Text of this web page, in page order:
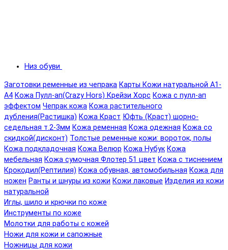
Низ обуви
Заготовки ременные из чепрака Карты Кожи натуральной А1-
А4 Кожа Пулл-ап(Crazy Hors) Крейзи Хорс Кожа с пулл-ап
эффектом Чепрак кожа Кожа растительного
дубления(Растишка) Кожа Краст Юфть (Краст) шорно-
седельная т.2-3мм Кожа ременная Кожа одежная Кожа со
скидкой(дисконт) Толстые ременные кожи: вороток, полы
Кожа подкладочная Кожа Велюр Кожа Нубук Кожа
мебельная Кожа сумочная Флотер 51 цвет Кожа с тиснением
Крокодил(Рептилия) Кожа обувная, автомобильная Кожа для
ножен Ранты и шнуры из кожи Кожи лаковые Изделия из кожи
натуральной
Иглы, шило и крючки по коже
Инструменты по коже
Молотки для работы с кожей
Ножи для кожи и сапожные
Ножницы для кожи